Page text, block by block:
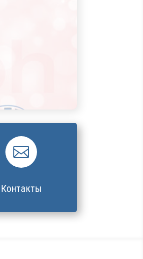

Контакты